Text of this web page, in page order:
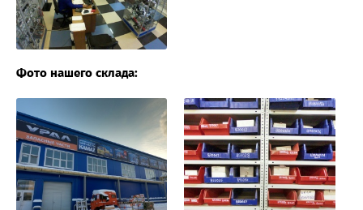
Фото нашего склада: